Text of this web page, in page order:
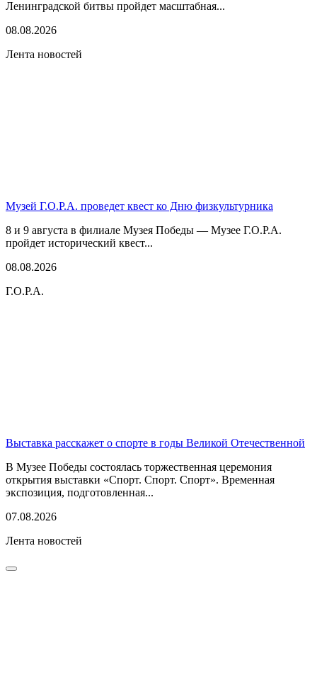
Ленинградской битвы пройдет масштабная...
08.08.2026
Лента новостей
Музей Г.О.Р.А. проведет квест ко Дню физкультурника
8 и 9 августа в филиале Музея Победы — Музее Г.О.Р.А.
пройдет исторический квест...
08.08.2026
Г.О.Р.А.
Выставка расскажет о спорте в годы Великой Отечественной
В Музее Победы состоялась торжественная церемония
открытия выставки «Спорт. Спорт. Спорт». Временная
экспозиция, подготовленная...
07.08.2026
Лента новостей